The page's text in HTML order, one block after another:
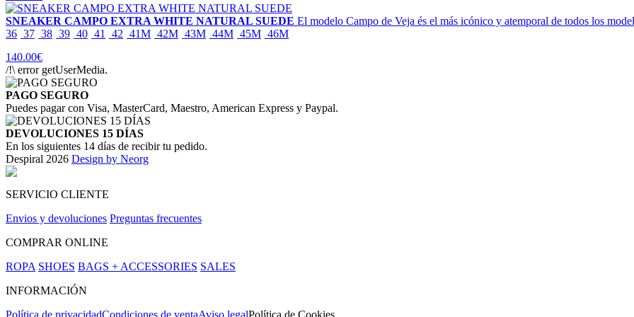
SNEAKER CAMPO EXTRA WHITE NATURAL SUEDE El modelo Campo de Veja és el más icónico y atemporal de todos los
36 37 38 39 40 41 42 41M 42M 43M 44M 45M 46M
140.00€
/!\ error getUserMedia.
PAGO SEGURO
Puedes pagar con Visa, MasterCard, Maestro, American Express y Paypal.
DEVOLUCIONES 15 DÍAS
En los siguientes 14 días de recibir tu pedido.
Despiral 2026 Design by Neorg
SERVICIO CLIENTE
Envios y devoluciones Preguntas frecuentes
COMPRAR ONLINE
ROPA SHOES BAGS + ACCESSORIES SALES
INFORMACIÓN
Política de privacidadCondiciones de ventaAviso legalPolítica de Cookies